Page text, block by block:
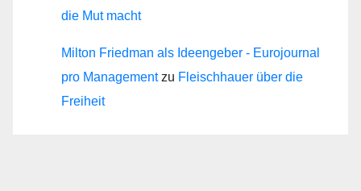
die Mut macht
Milton Friedman als Ideengeber - Eurojournal
pro Managementzu Fleischhauer über die
Freiheit